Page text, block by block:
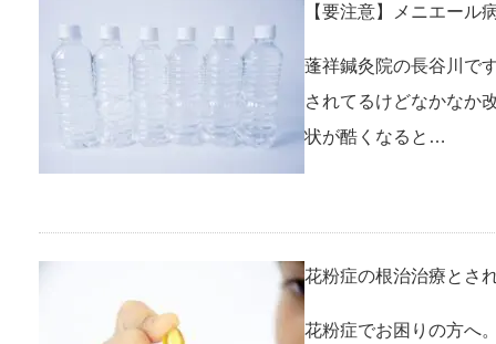
【要注意】メニエール
蓬祥鍼灸院の長谷川で
されてるけどなかなか
状が酷くなると…
花粉症の根治治療とさ
花粉症でお困りの方へ